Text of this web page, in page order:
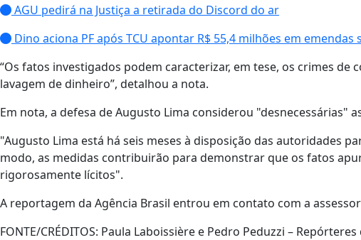
AGU pedirá na Justiça a retirada do Discord do ar
Dino aciona PF após TCU apontar R$ 55,4 milhões em emendas
“Os fatos investigados podem caracterizar, em tese, os crimes de
lavagem de dinheiro”, detalhou a nota.
Em nota, a defesa de Augusto Lima considerou "desnecessárias"
"Augusto Lima está há seis meses à disposição das autoridades
modo, as medidas contribuirão para demonstrar que os fatos
rigorosamente lícitos".
A reportagem da Agência Brasil entrou em contato com a
FONTE/CRÉDITOS: Paula Laboissière e Pedro Peduzzi – Repórteres